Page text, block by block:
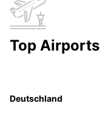
Top Airports
Deutschland